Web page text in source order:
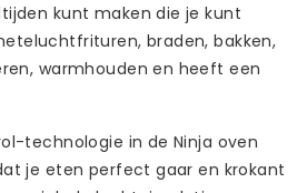
kunt maken die je kunt
braden, bakken,
warmhouden en heeft een
technologie in de Ninja oven
dat je eten perfect gaar en krokant